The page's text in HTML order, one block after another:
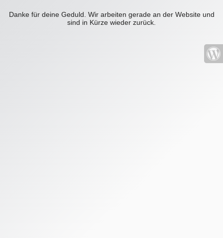
Danke für deine Geduld. Wir arbeiten gerade an der Website und
sind in Kürze wieder zurück.